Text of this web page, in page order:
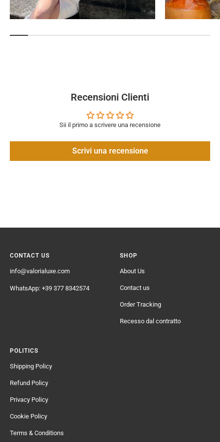
Recensioni Clienti
Sii il primo a scrivere una recensione
Scrivi una recensione
CONTACT US
info@valorialuxe.com
WhatsApp: +39 377 8342574
SHOP
About Us
Contact us
Order Tracking
Recesso dal contratto
POLITICS
Shipping Policy
Refund Policy
Privacy Policy
Cookie Policy
Terms & Conditions